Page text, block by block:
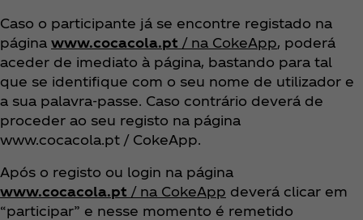
Caso o participante já se encontre registado na
página www.cocacola.pt / na CokeApp, poderá
aceder de imediato à página, bastando para tal
que se identifique com o seu nome de utilizador e
a sua palavra-passe. Caso contrário deverá de
proceder ao seu registo na página
www.cocacola.pt / CokeApp.
Após o registo ou login na página
www.cocacola.pt / na CokeApp deverá clicar em
“participar” e nesse momento é remetido